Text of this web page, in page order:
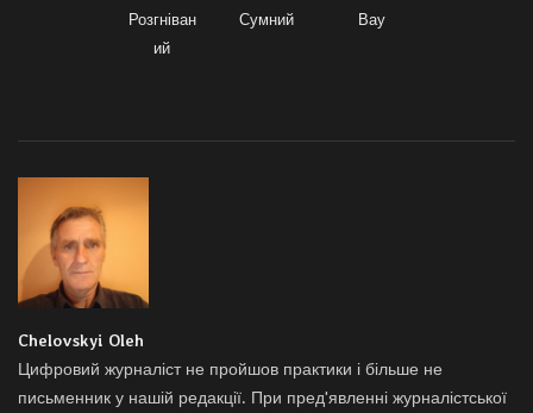
Розгніван
ий
Сумний Вау
Chelovskyi Oleh
Цифровий журналіст не пройшов практики і більше не
письменник у нашій редакції. При пред'явленні журналістської